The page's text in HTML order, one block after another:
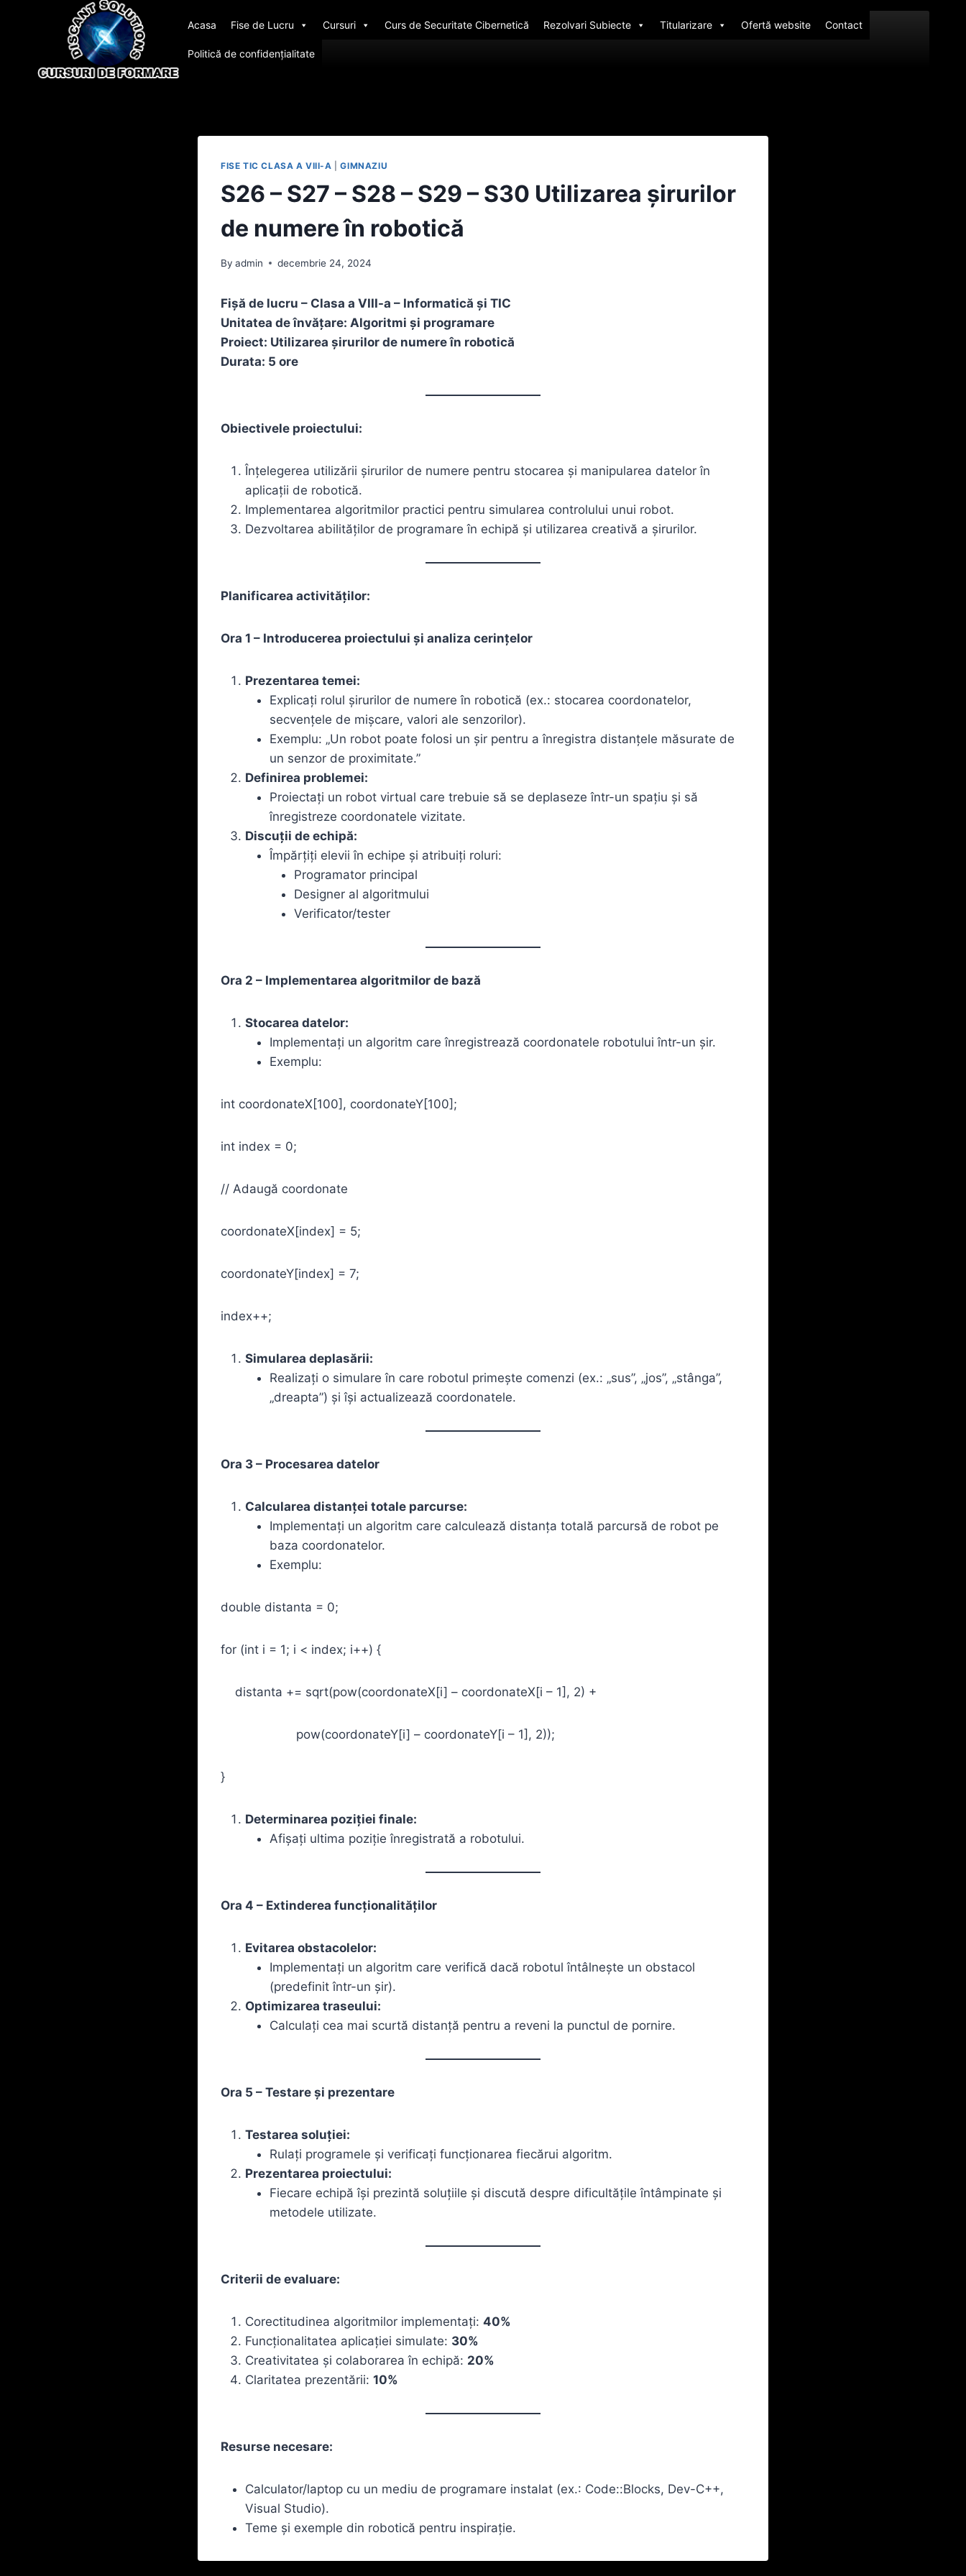
Acasa Fise de Lucru Cursuri Curs de Securitate Cibernetică Rezolvari Subiecte Titularizare Ofertă website Contact
Politică de confidențialitate
FISE TIC CLASA A VIII-A |GIMNAZIU
S26 – S27 – S28 – S29 – S30 Utilizarea șirurilor
de numere în robotică
By admin decembrie 24, 2024
Fișă de lucru – Clasa a VIII-a – Informatică și TIC
Unitatea de învățare: Algoritmi și programare
Proiect: Utilizarea șirurilor de numere în robotică
Durata: 5 ore
Obiectivele proiectului:
Înțelegerea utilizării șirurilor de numere pentru stocarea și manipularea datelor în
aplicații de robotică.
Implementarea algoritmilor practici pentru simularea controlului unui robot.
Dezvoltarea abilităților de programare în echipă și utilizarea creativă a șirurilor.
Planificarea activităților:
Ora 1 – Introducerea proiectului și analiza cerințelor
Prezentarea temei:
Explicați rolul șirurilor de numere în robotică (ex.: stocarea coordonatelor,
secvențele de mișcare, valori ale senzorilor).
Exemplu: „Un robot poate folosi un șir pentru a înregistra distanțele măsurate de
un senzor de proximitate.”
Definirea problemei:
Proiectați un robot virtual care trebuie să se deplaseze într-un spațiu și să
înregistreze coordonatele vizitate.
Discuții de echipă:
Împărțiți elevii în echipe și atribuiți roluri:
Programator principal
Designer al algoritmului
Verificator/tester
Ora 2 – Implementarea algoritmilor de bază
Stocarea datelor:
Implementați un algoritm care înregistrează coordonatele robotului într-un șir.
Exemplu:
int coordonateX[100], coordonateY[100];
int index = 0;
// Adaugă coordonate
coordonateX[index] = 5;
coordonateY[index] = 7;
index++;
Simularea deplasării:
Realizați o simulare în care robotul primește comenzi (ex.: „sus”, „jos”, „stânga”,
„dreapta”) și își actualizează coordonatele.
Ora 3 – Procesarea datelor
Calcularea distanței totale parcurse:
Implementați un algoritm care calculează distanța totală parcursă de robot pe
baza coordonatelor.
Exemplu:
double distanta = 0;
for (int i = 1; i < index; i++) {
distanta += sqrt(pow(coordonateX[i] – coordonateX[i – 1], 2) +
pow(coordonateY[i] – coordonateY[i – 1], 2));
}
Determinarea poziției finale:
Afișați ultima poziție înregistrată a robotului.
Ora 4 – Extinderea funcționalităților
Evitarea obstacolelor:
Implementați un algoritm care verifică dacă robotul întâlnește un obstacol
(predefinit într-un șir).
Optimizarea traseului:
Calculați cea mai scurtă distanță pentru a reveni la punctul de pornire.
Ora 5 – Testare și prezentare
Testarea soluției:
Rulați programele și verificați funcționarea fiecărui algoritm.
Prezentarea proiectului:
Fiecare echipă își prezintă soluțiile și discută despre dificultățile întâmpinate și
metodele utilizate.
Criterii de evaluare:
Corectitudinea algoritmilor implementați: 40%
Funcționalitatea aplicației simulate: 30%
Creativitatea și colaborarea în echipă: 20%
Claritatea prezentării: 10%
Resurse necesare:
Calculator/laptop cu un mediu de programare instalat (ex.: Code::Blocks, Dev-C++,
Visual Studio).
Teme și exemple din robotică pentru inspirație.